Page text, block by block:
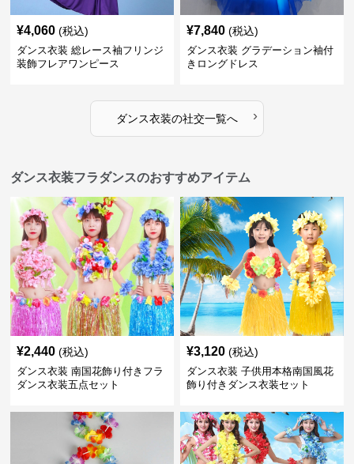
¥4,060 (税込)
ダンス衣装 総レース袖フリンジ
装飾フレアワンピース
¥7,840 (税込)
ダンス衣装 グラデーション袖付
きロングドレス
ダンス衣装の社交一覧へ ›
ダンス衣装フラダンスのおすすめアイテム
¥2,440 (税込)
ダンス衣装 南国花飾り付きフラ
ダンス衣装五点セット
¥3,120 (税込)
ダンス衣装 子供用本格南国風花
飾り付きダンス衣装セット